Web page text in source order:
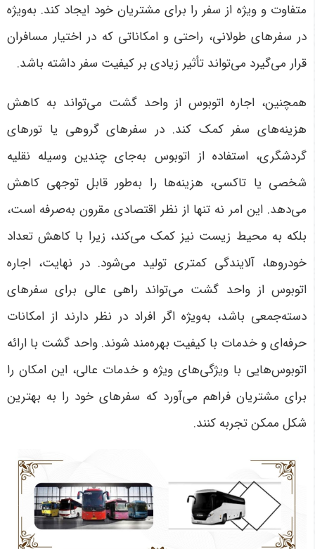
متفاوت و ویژه از سفر را برای مشتریان خود ایجاد کند. به‌ویژه
در سفرهای طولانی، راحتی و امکاناتی که در اختیار مسافران
قرار می‌گیرد می‌تواند تأثیر زیادی بر کیفیت سفر داشته باشد.
همچنین، اجاره اتوبوس از واحد گشت می‌تواند به کاهش
هزینه‌های سفر کمک کند. در سفرهای گروهی یا تورهای
گردشگری، استفاده از اتوبوس به‌جای چندین وسیله نقلیه
شخصی یا تاکسی، هزینه‌ها را به‌طور قابل توجهی کاهش
می‌دهد. این امر نه تنها از نظر اقتصادی مقرون به‌صرفه است،
بلکه به محیط زیست نیز کمک می‌کند، زیرا با کاهش تعداد
خودروها، آلایندگی کمتری تولید می‌شود. در نهایت، اجاره
اتوبوس از واحد گشت می‌تواند راهی عالی برای سفرهای
دسته‌جمعی باشد، به‌ویژه اگر افراد در نظر دارند از امکانات
حرفه‌ای و خدمات با کیفیت بهره‌مند شوند. واحد گشت با ارائه
اتوبوس‌هایی با ویژگی‌های ویژه و خدمات عالی، این امکان را
برای مشتریان فراهم می‌آورد که سفرهای خود را به بهترین
شکل ممکن تجربه کنند.